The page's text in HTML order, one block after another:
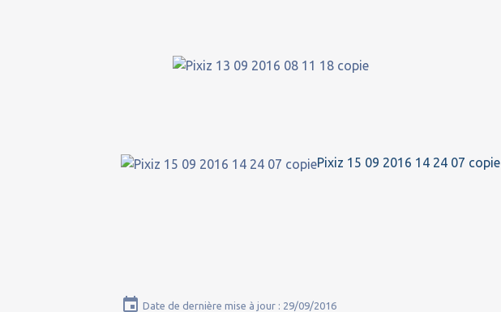
Pixiz 15 09 2016 14 24 07 copie
Date de dernière mise à jour : 29/09/2016